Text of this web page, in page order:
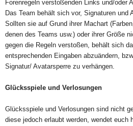
Forenregeln verstoßenden Links und/oder
Das Team behält sich vor, Signaturen und
Sollten sie auf Grund ihrer Machart
denen des Teams usw.) oder ihrer Größe
gegen die Regeln verstoßen, behält sich
entsprechenden Eingaben abzuändern,
Signatur/ Avatarsperre zu verhängen.
Glücksspiele und Verlosungen
Glücksspiele und Verlosungen sind nicht
diese jedoch erlaubt werden, wendet euch